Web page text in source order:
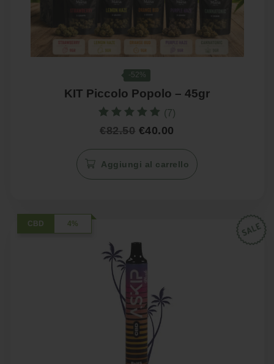
-52%
KIT Piccolo Popolo – 45gr
Valutato
5.00
su 5
(7)
€82.50 Il
prezzo
originale
era:
€40.00
prezzo
attuale
è:
Aggiungi al carrello
CBD 4%